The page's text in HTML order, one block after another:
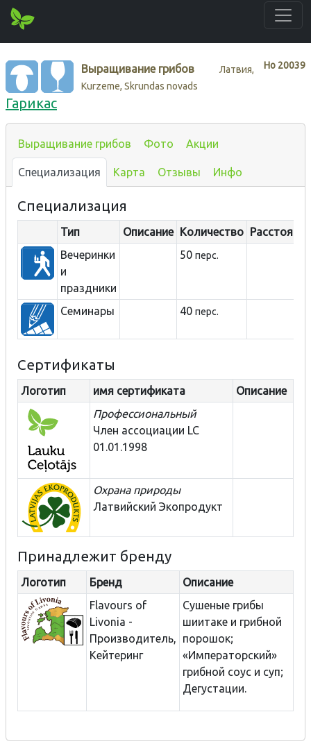
Нo 20039
Выращивание грибов
Латвия,
Kurzeme, Skrundas novads
Гарикас
Выращивание грибов Фото Акции
Специализация Карта Отзывы Инфо
Специализация
Тип Описание Количество Расстояние
Вечеринки
и
праздники
50 перс.
Семинары 40 перс.
Сертификаты
Логотип имя сертификата
Описание
Профессиональный
Член ассоциации LC
01.01.1998
Охрана природы
Латвийский Экопродукт
Принадлежит бренду
Логотип Бренд
Описание
Flavours of
Livonia -
Производитель,
Кейтеринг
Сушеные грибы
шиитаке и грибной
порошок;
«Императорский»
грибной соус и суп;
Дегустации.